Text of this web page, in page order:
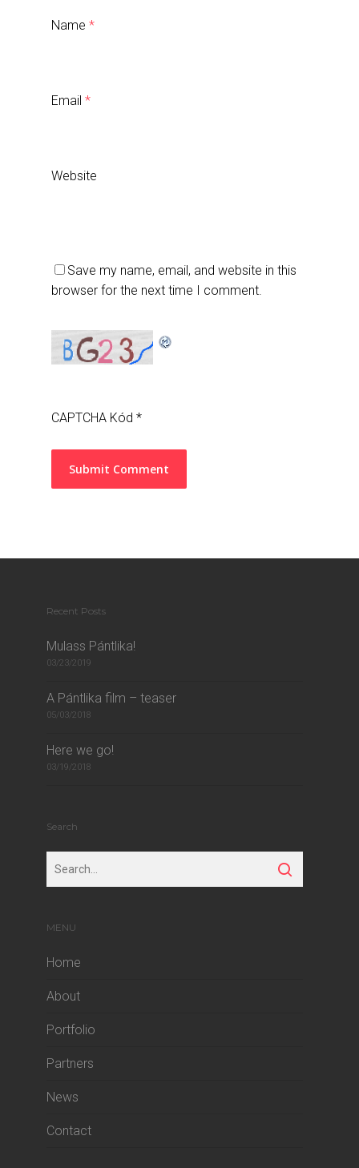
Name *
Email *
Website
Save my name, email, and website in this
browser for the next time I comment.
CAPTCHA Kód *
Recent Posts
Mulass Pántlika!
03/23/2019
A Pántlika film – teaser
05/03/2018
Here we go!
03/19/2018
Search
MENU
Home
About
Portfolio
Partners
News
Contact